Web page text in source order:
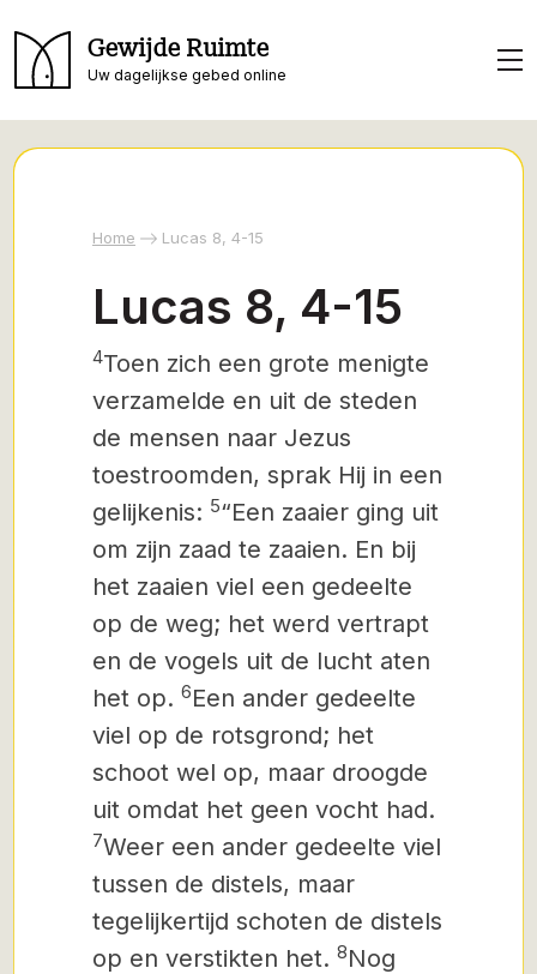
Gewijde Ruimte
Uw dagelijkse gebed online
Home Lucas 8, 4-15
Lucas 8, 4-15
4Toen zich een grote menigte
verzamelde en uit de steden
de mensen naar Jezus
toestroomden, sprak Hij in een
gelijkenis: 5“Een zaaier ging uit
om zijn zaad te zaaien. En bij
het zaaien viel een gedeelte
op de weg; het werd vertrapt
en de vogels uit de lucht aten
het op. 6Een ander gedeelte
viel op de rotsgrond; het
schoot wel op, maar droogde
uit omdat het geen vocht had.
7Weer een ander gedeelte viel
tussen de distels, maar
tegelijkertijd schoten de distels
op en verstikten het. 8Nog